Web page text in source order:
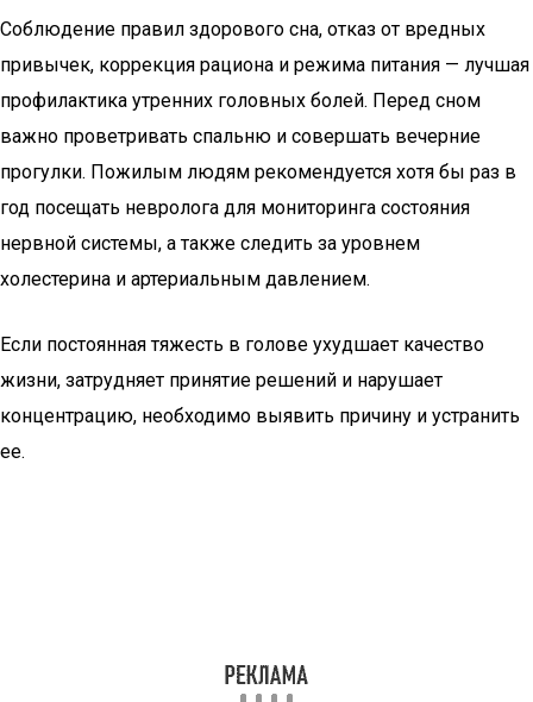
Соблюдение правил здорового сна, отказ от вредных
привычек, коррекция рациона и режима питания — лучшая
профилактика утренних головных болей. Перед сном
важно проветривать спальню и совершать вечерние
прогулки. Пожилым людям рекомендуется хотя бы раз в
год посещать невролога для мониторинга состояния
нервной системы, а также следить за уровнем
холестерина и артериальным давлением.
Если постоянная тяжесть в голове ухудшает качество
жизни, затрудняет принятие решений и нарушает
концентрацию, необходимо выявить причину и устранить
ее.